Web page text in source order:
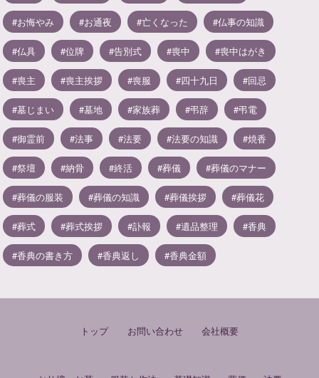
お悔やみ お通夜 亡くなった 仏事の知識
仏具 位牌 告別式 喪中 喪中はがき
喪主 喪主挨拶 喪服 四十九日 回忌
墓じまい 墓地 家族葬 弔辞 弔電
御霊前 法事 法要 法要の知識 焼香
祭壇 納骨 終活 葬儀 葬儀のマナー
葬儀の服装 葬儀の知識 葬儀挨拶 葬儀花
葬式 葬式挨拶 訃報 遺品整理 香典
香典の書き方 香典返し 香典金額
トップ お問い合わせ 会社概要